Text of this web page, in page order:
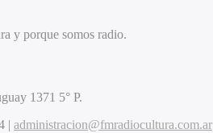
y porque somos radio.
1371 5° P.
| administracion@fmradiocultura.com.ar